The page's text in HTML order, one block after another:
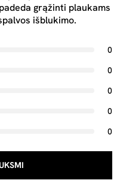
grąžinti plaukams
išblukimo.
0
0
0
0
0